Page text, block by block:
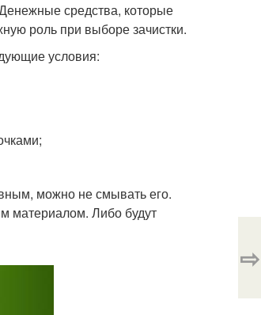
средства, которые
роль при выборе зачистки.
условия:
можно не смывать его.
материалом. Либо будут
⇨